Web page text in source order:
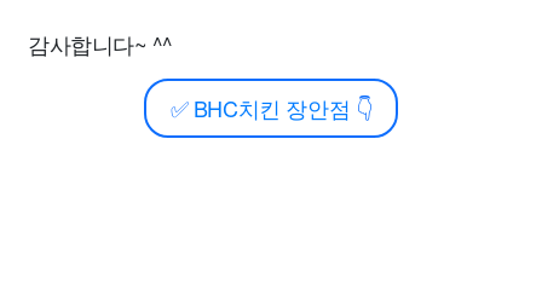
감사합니다~ ^^
✅BHC치킨 장안점 👇